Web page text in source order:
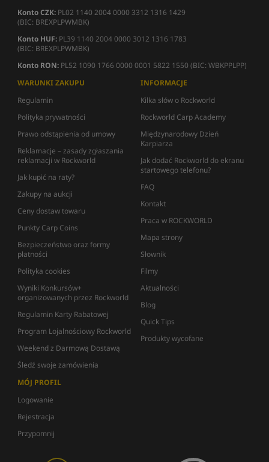
Konto CZK: PL02 1140 2004 0000 3312 1316 1429
(BIC: BREXPLPWMBK)
Konto HUF: PL39 1140 2004 0000 3012 1316 1783
(BIC: BREXPLPWMBK)
Konto RON: PL52 1090 1766 0000 0001 5822 1550 (BIC: WBKPPLPP)
WARUNKI ZAKUPU
Regulamin
Polityka prywatności
Prawo odstąpienia od umowy
Reklamacje – zasady zgłaszania
reklamacji w Rockworld
Jak kupić na raty?
Zakupy na aukcji
Ceny dostaw towaru
Punkty Carp Coins
Bezpieczeństwo oraz formy
płatności
Polityka cookies
Wyniki Konkursów+
organizowanych przez Rockworld
Regulamin Karty Rabatowej
Program Lojalnościowy Rockworld
Weekend z Darmową Dostawą
Śledź swoje zamówienia
INFORMACJE
Kilka słów o Rockworld
Rockworld Carp Academy
Międzynarodowy Dzień
Karpiarza
Jak dodać Rockworld do ekranu
startowego telefonu?
FAQ
Kontakt
Praca w ROCKWORLD
Mapa strony
Słownik
Filmy
Aktualności
Blog
Quick Tips
Produkty wycofane
MÓJ PROFIL
Logowanie
Rejestracja
Przypomnij